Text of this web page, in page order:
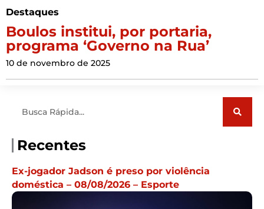
Destaques
Boulos institui, por portaria,
programa ‘Governo na Rua’
10 de novembro de 2025
Recentes
Ex-jogador Jadson é preso por violência
doméstica – 08/08/2026 – Esporte